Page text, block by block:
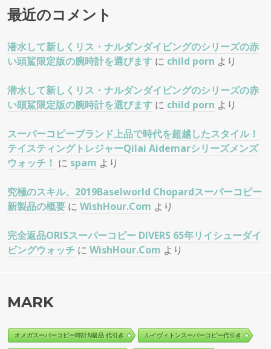
最近のコメント
潜水して新しくリス・ナルダンダイビングのシリーズの赤
い頭鯊限定版の腕時計を選びます に child porn より
潜水して新しくリス・ナルダンダイビングのシリーズの赤
い頭鯊限定版の腕時計を選びます に child porn より
スーパーコピーブランド上品で時代を超越したスタイル！
テイスティングトレジャーQilai Aidemarシリーズメンズ
ウォッチ！ に spam より
究極のスキル、2019Baselworld Chopardスーパーコピー
新製品の概要 に WishHour.Com より
完全返品ORISスーパーコピー DIVERS 65年リイシューダイ
ビングウォッチ に WishHour.Com より
MARK
オメガスーパーコピー時計N級品 代引き ルイヴィトンスーパーコピー代引き